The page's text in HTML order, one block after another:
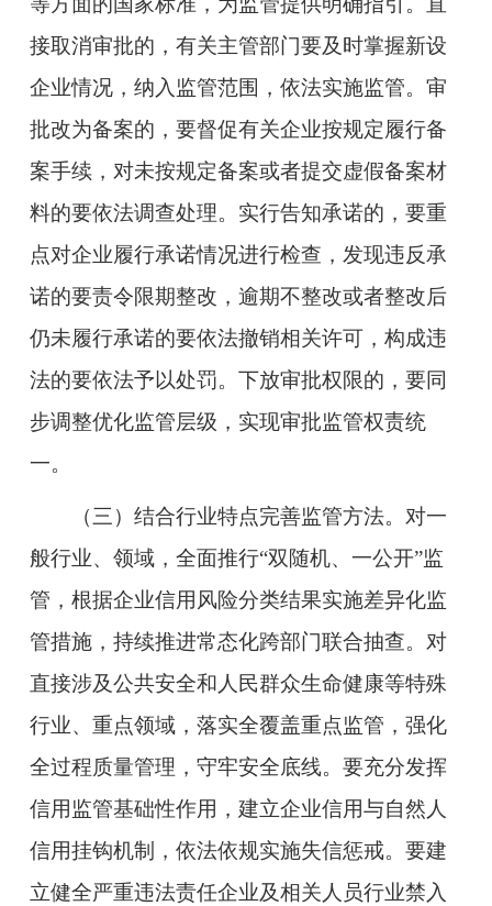
接取消审批的，有关主管部门要及时掌握新设
企业情况，纳入监管范围，依法实施监管。审
批改为备案的，要督促有关企业按规定履行备
案手续，对未按规定备案或者提交虚假备案材
料的要依法调查处理。实行告知承诺的，要重
点对企业履行承诺情况进行检查，发现违反承
诺的要责令限期整改，逾期不整改或者整改后
仍未履行承诺的要依法撤销相关许可，构成违
法的要依法予以处罚。下放审批权限的，要同
步调整优化监管层级，实现审批监管权责统
一。
（三）结合行业特点完善监管方法。对一
般行业、领域，全面推行“双随机、一公开”监
管，根据企业信用风险分类结果实施差异化监
管措施，持续推进常态化跨部门联合抽查。对
直接涉及公共安全和人民群众生命健康等特殊
行业、重点领域，落实全覆盖重点监管，强化
全过程质量管理，守牢安全底线。要充分发挥
信用监管基础性作用，建立企业信用与自然人
信用挂钩机制，依法依规实施失信惩戒。要建
立健全严重违法责任企业及相关人员行业禁入